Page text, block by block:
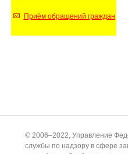
Приём обращений граждан
© 2006–2022, Управление
службы по надзору в сфере